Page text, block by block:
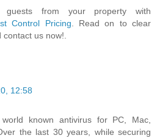
guests from your property with
Control Pricing. Read on to clear
contact us now!.
12:58
known antivirus for PC, Mac,
the last 30 years, while securing